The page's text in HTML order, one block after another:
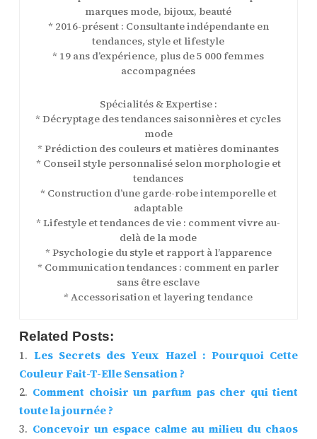
marques mode, bijoux, beauté
* 2016-présent : Consultante indépendante en
tendances, style et lifestyle
* 19 ans d’expérience, plus de 5 000 femmes
accompagnées
Spécialités & Expertise :
* Décryptage des tendances saisonnières et cycles
mode
* Prédiction des couleurs et matières dominantes
* Conseil style personnalisé selon morphologie et
tendances
* Construction d’une garde-robe intemporelle et
adaptable
* Lifestyle et tendances de vie : comment vivre au-
delà de la mode
* Psychologie du style et rapport à l’apparence
* Communication tendances : comment en parler
sans être esclave
* Accessorisation et layering tendance
Related Posts:
Les Secrets des Yeux Hazel : Pourquoi Cette
Couleur Fait-T-Elle Sensation ?
Comment choisir un parfum pas cher qui tient
toute la journée ?
Concevoir un espace calme au milieu du chaos